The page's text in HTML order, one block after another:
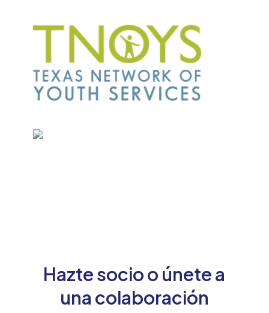
Hazte socio o únete a
una colaboración